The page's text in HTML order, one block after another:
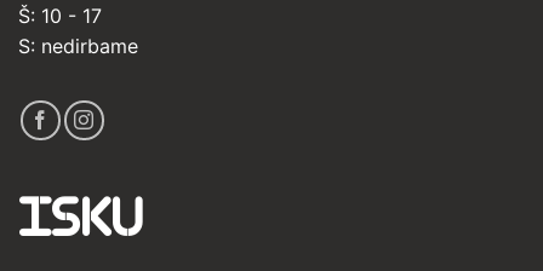
Š: 10 - 17
S: nedirbame
ISKU